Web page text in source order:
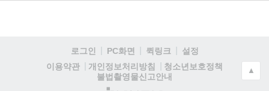
로그인 PC화면 퀵링크
설정
이용약관
개인정보처리방침
청소년보호정책
불법촬영물신고안내
▲